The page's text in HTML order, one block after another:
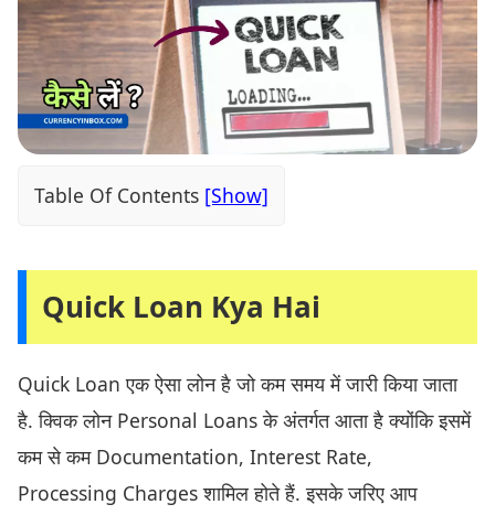
Table Of Contents
Quick Loan Kya Hai
Quick Loan एक ऐसा लोन है जो कम समय में जारी किया जाता
है. क्विक लोन Personal Loans के अंतर्गत आता है क्योंकि इसमें
कम से कम Documentation, Interest Rate,
Processing Charges शामिल होते हैं. इसके जरिए आप